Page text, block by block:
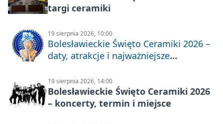
targi ceramiki
19 sierpnia 2026, 10:00
Bolesławieckie Święto Ceramiki 2026 –
daty, atrakcje i najważniejsze
19 sierpnia 2026, 14:00
Bolesławieckie Święto Ceramiki 2026
– koncerty, termin i miejsce